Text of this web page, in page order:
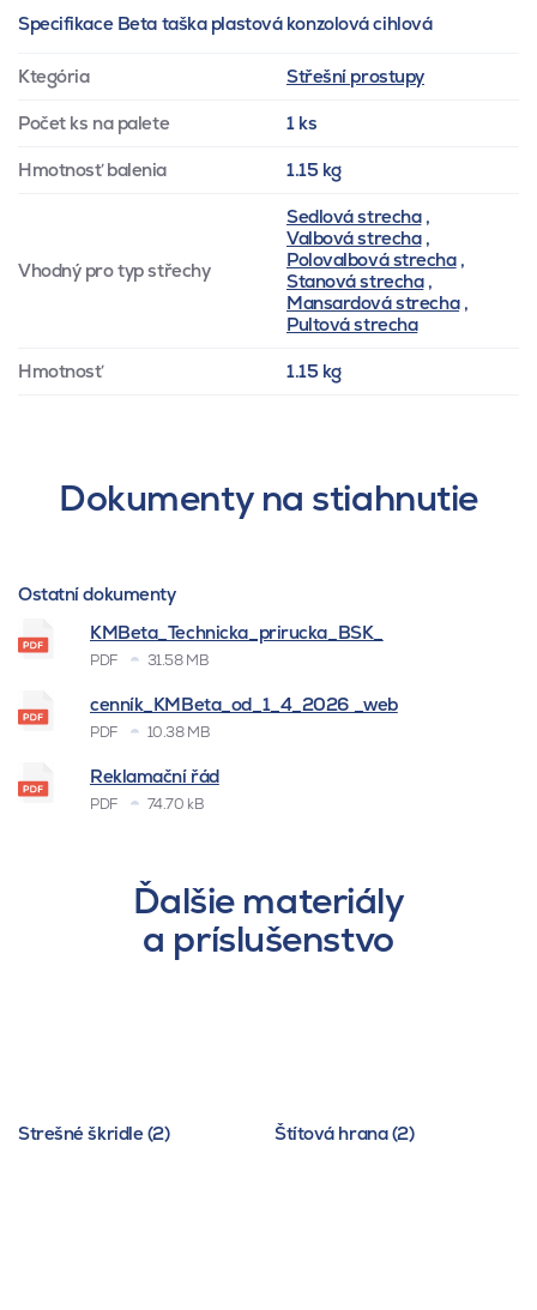
Specifikace Beta taška plastová konzolová cihlová
Ktegória Střešní prostupy
Počet ks na palete 1 ks
Hmotnosť balenia 1.15 kg
Vhodný pro typ střechy
Sedlová strecha,
Valbová strecha,
Polovalbová strecha,
Stanová strecha,
Mansardová strecha,
Pultová strecha
Hmotnosť 1.15 kg
Dokumenty na stiahnutie
Ostatní dokumenty
KMBeta_Technicka_prirucka_BSK_
PDF 31.58 MB
cenník_KMBeta_od_1_4_2026 _web
PDF 10.38 MB
Reklamační řád
PDF 74.70 kB
Ďalšie materiály
a príslušenstvo
Strešné škridle (2) Štítová hrana (2)